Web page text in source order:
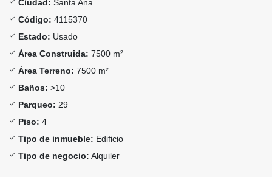
Ciudad: Santa Ana
Código: 4115370
Estado: Usado
Área Construida: 7500 m²
Área Terreno: 7500 m²
Baños: >10
Parqueo: 29
Piso: 4
Tipo de inmueble: Edificio
Tipo de negocio: Alquiler